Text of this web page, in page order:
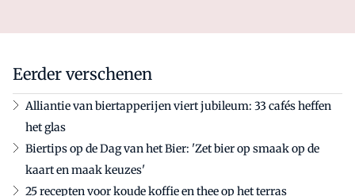
Eerder verschenen
Alliantie van biertapperijen viert jubileum: 33 cafés heffen
het glas
Biertips op de Dag van het Bier: 'Zet bier op smaak op de
kaart en maak keuzes'
25 recepten voor koude koffie en thee op het terras